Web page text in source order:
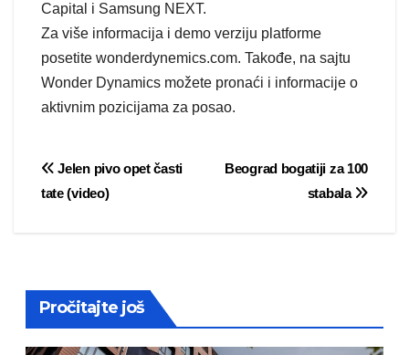
Capital i Samsung NEXT.
Za više informacija i demo verziju platforme
posetite wonderdynemics.com. Takođe, na sajtu
Wonder Dynamics možete pronaći i informacije o
aktivnim pozicijama za posao.
Post
navigation
Beograd bogatiji za 100
stabala
Jelen pivo opet časti
tate (video)
Pročitajte još